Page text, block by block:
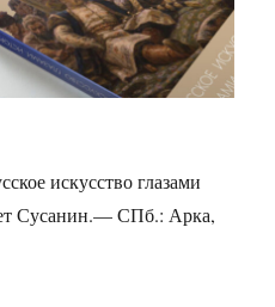
искусство глазами
Сусанин.— СПб.: Арка,